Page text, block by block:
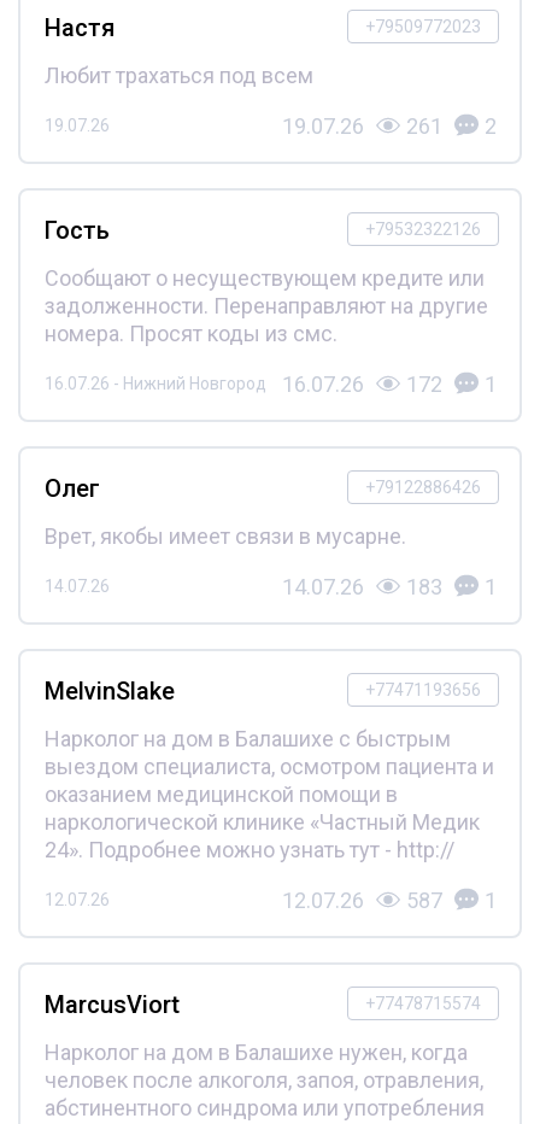
+79509772023
Настя
Любит трахаться под всем
19.07.26 19.07.26 261 2
+79532322126
Гость
Сообщают о несуществующем кредите или
задолженности. Перенаправляют на другие
номера. Просят коды из смс.
16.07.26 - Нижний Новгород 16.07.26 172 1
+79122886426
Олег
Врет, якобы имеет связи в мусарне.
14.07.26 14.07.26 183 1
+77471193656
MelvinSlake
Нарколог на дом в Балашихе с быстрым
выездом специалиста, осмотром пациента и
оказанием медицинской помощи в
наркологической клинике «Частный Медик
24». Подробнее можно узнать тут - http://
12.07.26 12.07.26 587 1
+77478715574
MarcusViort
Нарколог на дом в Балашихе нужен, когда
человек после алкоголя, запоя, отравления,
абстинентного синдрома или употребления